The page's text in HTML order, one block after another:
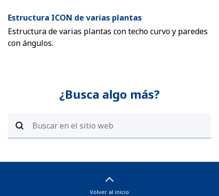
Estructura ICON de varias plantas
Estructura de varias plantas con techo curvo y paredes
con ángulos.
¿Busca algo más?
Volver al inicio